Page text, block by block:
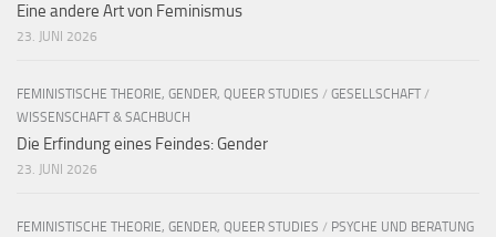
Eine andere Art von Feminismus
23. JUNI 2026
FEMINISTISCHE THEORIE, GENDER, QUEER STUDIES / GESELLSCHAFT /
WISSENSCHAFT & SACHBUCH
Die Erfindung eines Feindes: Gender
23. JUNI 2026
FEMINISTISCHE THEORIE, GENDER, QUEER STUDIES / PSYCHE UND BERATUNG